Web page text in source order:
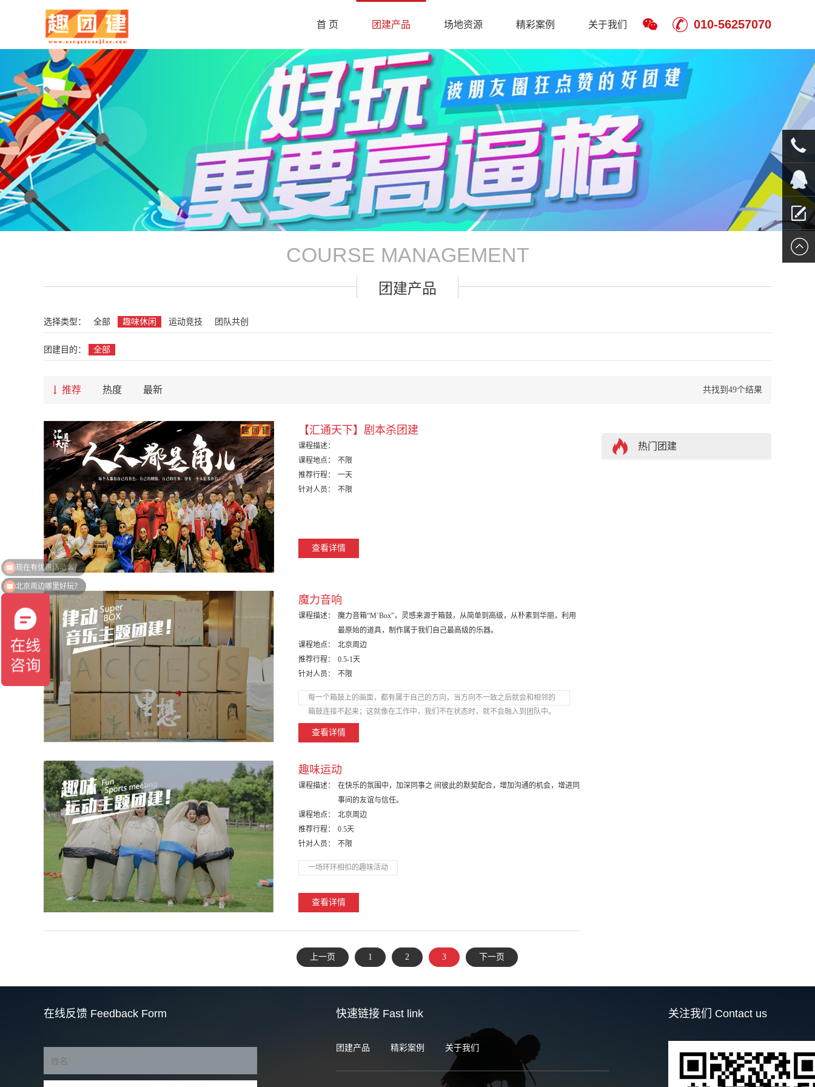
首 页 团建产品 场地资源 精彩案例 关于我们 010-56257070
COURSE MANAGEMENT
团建产品
选择类型： 全部 趣味休闲 运动竞技 团队共创
团建目的： 全部
推荐 热度 最新 共找到49个结果
【汇通天下】剧本杀团建
课程描述：
课程地点：
不限
推荐行程：
一天
针对人员：
不限
查看详情
魔力音响
课程描述：
魔力音箱“M`Box”，灵感来源于箱鼓，从简单到高级，从朴素到华丽，利用
最原始的道具，制作属于我们自己最高级的乐器。
课程地点：
北京周边
推荐行程：
0.5-1天
针对人员：
不限
每一个箱鼓上的画面，都有属于自己的方向，当方向不一致之后就会和相邻的
箱鼓连接不起来；这就像在工作中，我们不在状态时，就不会融入到团队中。
查看详情
趣味运动
课程描述：
在快乐的氛围中，加深同事之 间彼此的默契配合，增加沟通的机会，增进同
事间的友谊与信任。
课程地点：
北京周边
推荐行程：
0.5天
针对人员：
不限
一场环环相扣的趣味活动
查看详情
热门团建
上一页 1 2 3 下一页
010-
QQ客服
留言报
在线反馈 Feedback Form 快速链接 Fast link
团建产品 精彩案例 关于我们
关注我们 Contact us
北京周边哪里好玩？